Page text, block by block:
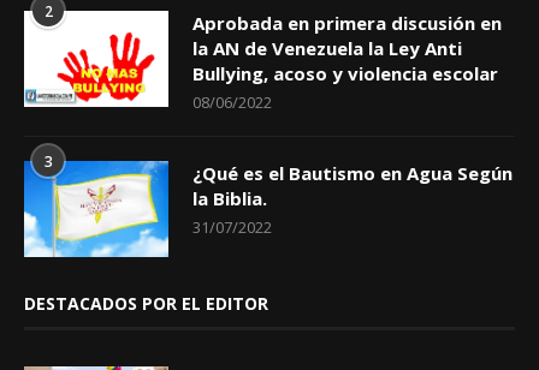
2
Aprobada en primera discusión en
la AN de Venezuela la Ley Anti
Bullying, acoso y violencia escolar
08/06/2022
3
¿Qué es el Bautismo en Agua Según
la Biblia.
31/07/2022
DESTACADOS POR EL EDITOR